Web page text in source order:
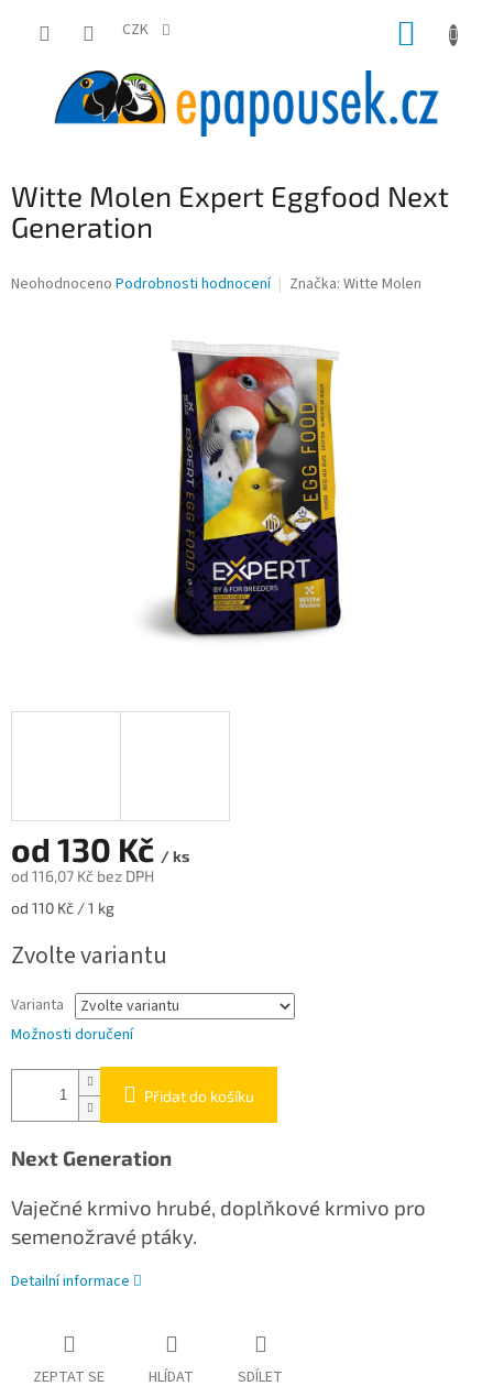
CZK
Witte Molen Expert Eggfood Next
Generation
Průměrné
Neohodnoceno Podrobnosti hodnocení Značka: Witte Molen
od 130 Kč / ks
od 116,07 Kč bez DPH
Měrná
od 110 Kč / 1 kg
Zvolte variantu
Varianta
Možnosti doručení
Přidat do košíku
Next Generation
Vaječné krmivo hrubé, doplňkové krmivo pro
semenožravé ptáky.
Detailní informace
ZEPTAT SE HLÍDAT SDÍLET